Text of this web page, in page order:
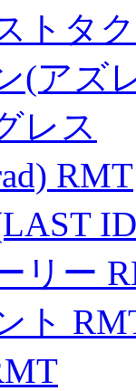
トタ
(アズ
レス
RMT
リー
ト